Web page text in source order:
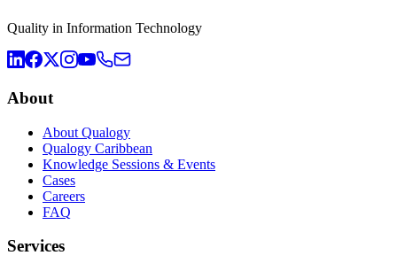
Quality in Information Technology
About
About Qualogy
Qualogy Caribbean
Knowledge Sessions & Events
Cases
Careers
FAQ
Services